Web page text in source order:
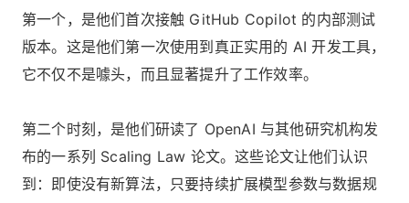
第一个，是他们首次接触 GitHub Copilot 的内部测试
版本。这是他们第一次使用到真正实用的 AI 开发工具，
它不仅不是噱头，而且显著提升了工作效率。
第二个时刻，是他们研读了 OpenAI 与其他研究机构发
布的一系列 Scaling Law 论文。这些论文让他们认识
到：即使没有新算法，只要持续扩展模型参数与数据规